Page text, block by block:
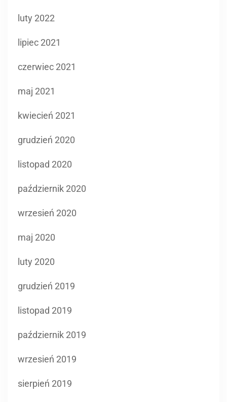
luty 2022
lipiec 2021
czerwiec 2021
maj 2021
kwiecień 2021
grudzień 2020
listopad 2020
październik 2020
wrzesień 2020
maj 2020
luty 2020
grudzień 2019
listopad 2019
październik 2019
wrzesień 2019
sierpień 2019